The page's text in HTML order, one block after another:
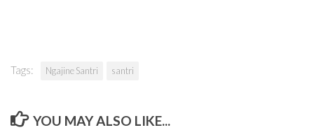
Tags: Ngajine Santri santri
YOU MAY ALSO LIKE...